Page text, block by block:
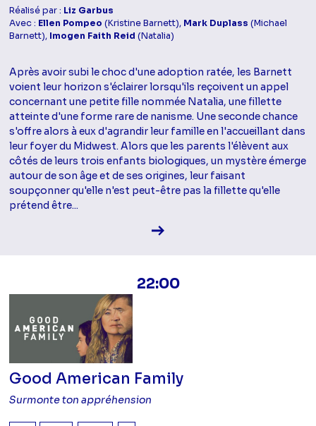
Réalisé par : Liz Garbus
Avec : Ellen Pompeo (Kristine Barnett), Mark Duplass (Michael
Barnett), Imogen Faith Reid (Natalia)
Après avoir subi le choc d'une adoption ratée, les Barnett
voient leur horizon s'éclairer lorsqu'ils reçoivent un appel
concernant une petite fille nommée Natalia, une fillette
atteinte d'une forme rare de nanisme. Une seconde chance
s'offre alors à eux d'agrandir leur famille en l'accueillant dans
leur foyer du Midwest. Alors que les parents l'élèvent aux
côtés de leurs trois enfants biologiques, un mystère émerge
autour de son âge et de ses origines, leur faisant
soupçonner qu'elle n'est peut-être pas la fillette qu'elle
prétend être...
Voir la fiche diffusion
22:00
Good American Family
Surmonte ton appréhension